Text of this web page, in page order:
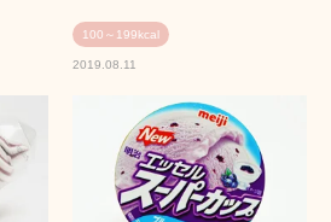
100～199kcal
2019.08.11